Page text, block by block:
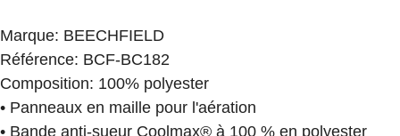
Marque: BEECHFIELD
Référence: BCF-BC182
Composition: 100% polyester
• Panneaux en maille pour l'aération
• Bande anti-sueur Coolmax® à 100 % en polyester